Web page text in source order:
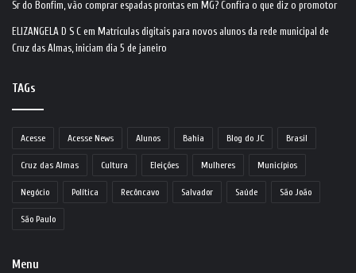
Sr do Bonfim, vão comprar espadas prontas em MG? Confira o que diz o promotor
ELIZANGELA D S C em Matrículas digitais para novos alunos da rede municipal de
Cruz das Almas, iniciam dia 5 de janeiro
TAGs
Acesse Acesse News Alunos Bahia Blog do JC Brasil
Cruz das Almas Cultura Eleições Mulheres Municípios
Negócio Política Recôncavo Salvador Saúde São João
São Paulo
Menu